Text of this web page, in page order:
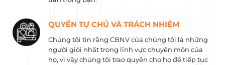
QUYỀN TỰ CHỦ VÀ TRÁCH NHIỆM
Chúng tôi tin rằng CBNV của chúng tôi là những
người giỏi nhất trong lĩnh vực chuyên môn của
họ, vì vậy chúng tôi trao quyền cho họ để tiếp tục